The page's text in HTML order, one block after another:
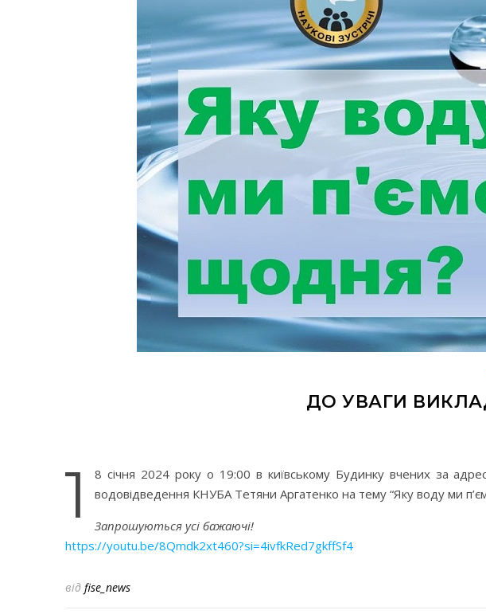
ДО УВАГИ
1
8 січня 2024 року о 19:00 в київському Будинку вчених за
водовідведення КНУБА Тетяни Аргатенко на тему “Яку воду ми
Запрошуються усі бажаючі!
https://youtu.be/8Qmdk2xt460?si=4ivfkRed7gkffSf4
від fise_news